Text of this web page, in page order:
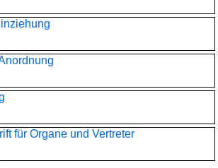
für Organe und Vertreter